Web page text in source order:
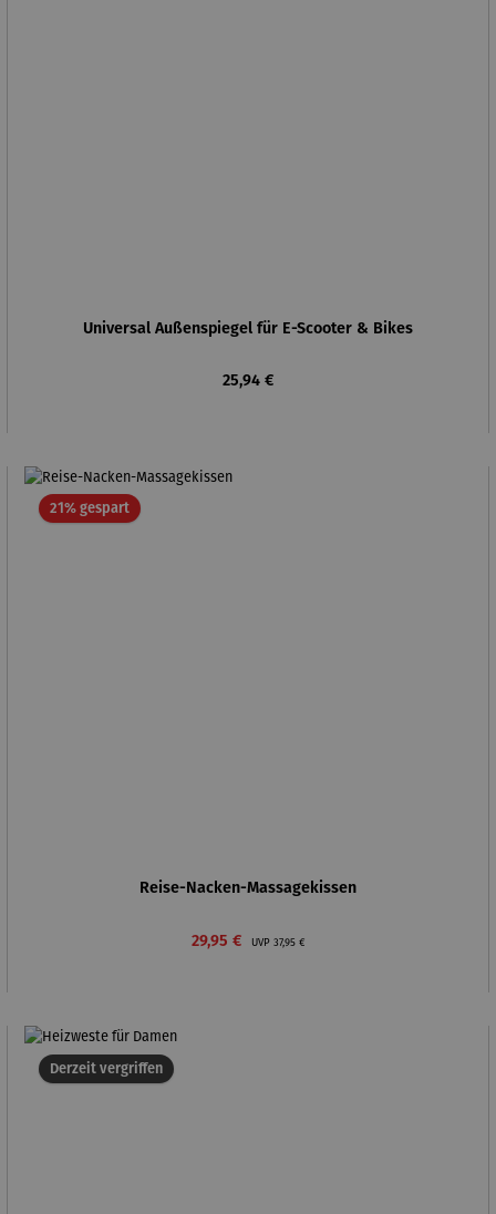
Universal Außenspiegel für E-Scooter & Bikes
Regulärer Preis:
25,94 €
21% gespartRabatt
Reise-Nacken-Massagekissen
Verkaufspreis:
29,95 € UVP Regulärer Preis:
37,95 €
Derzeit vergriffen